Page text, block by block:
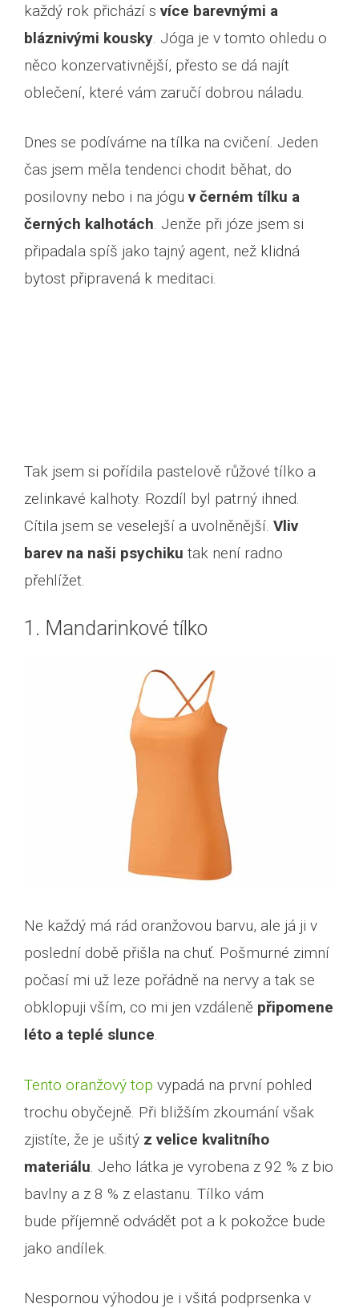
každý rok přichází s více barevnými a
bláznivými kousky. Jóga je v tomto ohledu o
něco konzervativnější, přesto se dá najít
oblečení, které vám zaručí dobrou náladu.
Dnes se podíváme na tílka na cvičení. Jeden
čas jsem měla tendenci chodit běhat, do
posilovny nebo i na jógu v černém tílku a
černých kalhotách. Jenže při józe jsem si
připadala spíš jako tajný agent, než klidná
bytost připravená k meditaci.
Prohlédnout si jóga e-
shop
Tak jsem si pořídila pastelově růžové tílko a
zelinkavé kalhoty. Rozdíl byl patrný ihned.
Cítila jsem se veselejší a uvolněnější. Vliv
barev na naši psychiku tak není radno
přehlížet.
1. Mandarinkové tílko
Ne každý má rád oranžovou barvu, ale já ji v
poslední době přišla na chuť. Pošmurné zimní
počasí mi už leze pořádně na nervy a tak se
obklopuji vším, co mi jen vzdáleně připomene
léto a teplé slunce.
Tento oranžový top vypadá na první pohled
trochu obyčejně. Při bližším zkoumání však
zjistíte, že je ušitý z velice kvalitního
materiálu. Jeho látka je vyrobena z 92 % z bio
bavlny a z 8 % z elastanu. Tílko vám
bude příjemně odvádět pot a k pokožce bude
jako andílek.
Nespornou výhodou je i všitá podprsenka v